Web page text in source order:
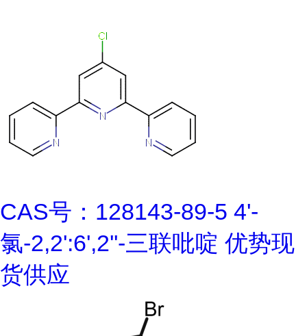
CAS号：128143-89-5 4'-
氯-2,2':6',2''-三联吡啶 优势现
货供应